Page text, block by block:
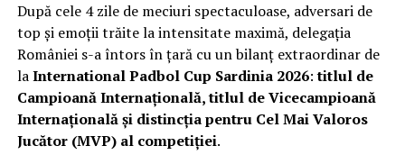
După cele 4 zile de meciuri spectaculoase, adversari de
top și emoții trăite la intensitate maximă, delegația
României s-a întors în țară cu un bilanț extraordinar de
laInternational Padbol Cup Sardinia 2026:titlul de
Campioană Internațională, titlul de Vicecampioană
Internațională și distincția pentru Cel Mai Valoros
Jucător (MVP) al competiției.